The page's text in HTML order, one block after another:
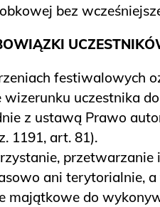
bez
festiwalowych
uczestnika
z ustawą Prawo
1191, art. 81).
ani terytorialnie,
majątkowe do